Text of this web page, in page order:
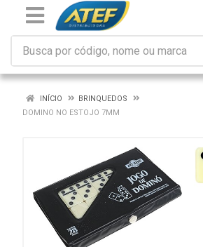
INÍCIO
BRINQUEDOS
DOMINO NO ESTOJO 7MM